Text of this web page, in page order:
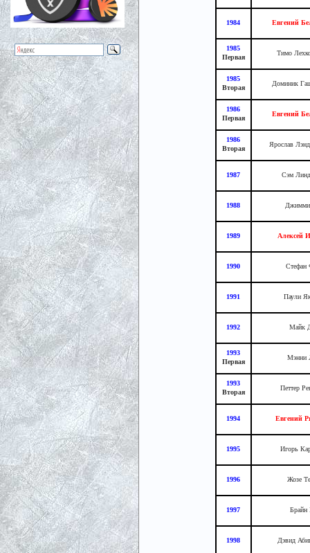
1984 Евгений
1985
Первая
Тимо
1985
Вторая
Доминик
1986
Первая
Евгений
1986
Вторая
Ярослав
1987 Сэм
1988 Джимми
1989 Алексей
1990 Стефан
1991 Паули
1992 Майк
1993
Первая
Мэнни
1993
Вторая
Петтер
1994 Евгений
1995 Игорь
1996 Жозе
1997
1998 Дэвид